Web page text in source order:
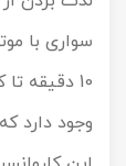
10 دقیقه
وجود دارد